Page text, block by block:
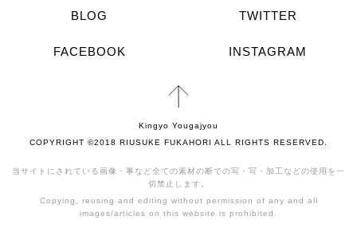
BLOG TWITTER
FACEBOOK INSTAGRAM
Kingyo Yougajyou
COPYRIGHT ©2018 RIUSUKE FUKAHORI ALL RIGHTS RESERVED.
当サイトにされている画像・事など全ての素材の断での写・写・加工などの使用を一
切禁止します。
Copying, reusing and editing without permission of any and all
images/articles on this website is prohibited.